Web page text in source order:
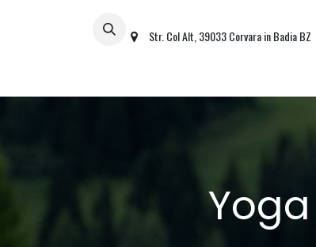
Str. Col Alt, 39033 Corvara in Badia BZ